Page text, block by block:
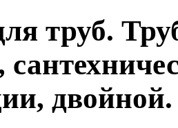
труб.
двойной.